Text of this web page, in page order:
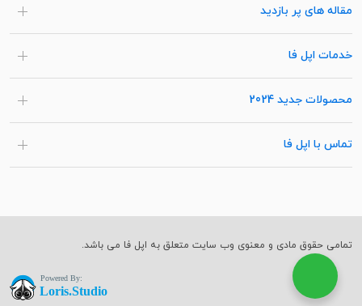
مقاله های پر بازدید
خدمات اپل فا
محصولات جدید 2024
تماس با اپل فا
تمامی حقوق مادی و معنوی وب سایت متعلق به اپل فا می باشد.